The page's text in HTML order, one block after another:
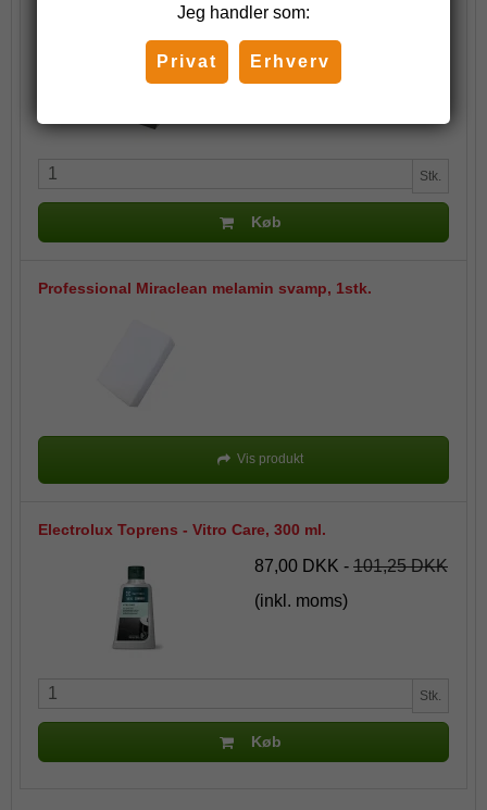
Slibeklods med skrå kant
22,50 DKK-
(inkl. moms)
Stk.
Køb
Professional Miraclean melamin svamp, 1stk.
Vis produkt
Electrolux Toprens - Vitro Care, 300 ml.
87,00 DKK - 101,25 DKK
(inkl. moms)
Stk.
Køb
Jeg handler som:
Privat Erhverv